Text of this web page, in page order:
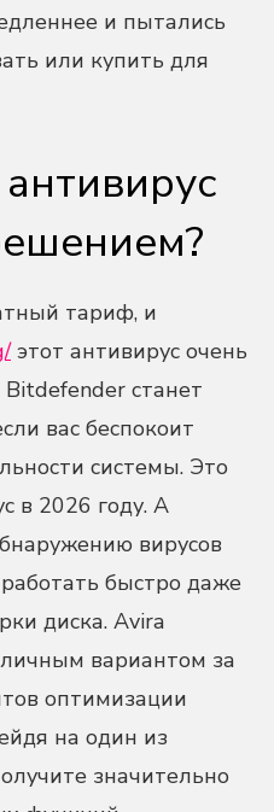
и пытались
или купить для
тариф, и
этот антивирус очень
Bitdefender станет
вас беспокоит
системы. Это
в 2026 году. А
вирусов
быстро даже
диска. Avira
вариантом за
оптимизации
на один из
значительно